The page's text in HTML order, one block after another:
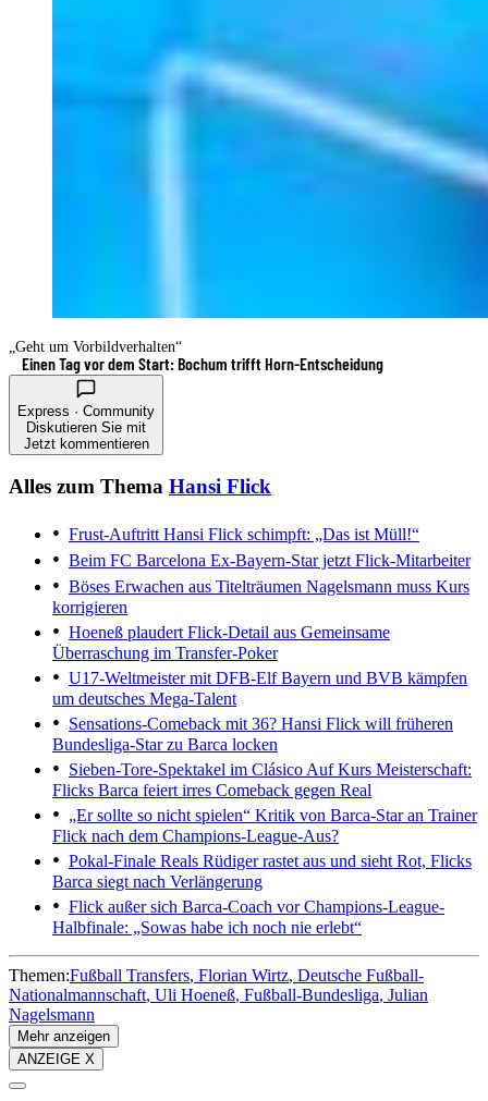
„Geht um Vorbildverhalten“
Einen Tag vor dem Start: Bochum trifft Horn-Entscheidung
Express · Community
Diskutieren Sie mit
Jetzt kommentieren
Alles zum Thema Hansi Flick
Frust-Auftritt Hansi Flick schimpft: „Das ist Müll!“
Beim FC Barcelona Ex-Bayern-Star jetzt Flick-Mitarbeiter
Böses Erwachen aus Titelträumen Nagelsmann muss Kurs
korrigieren
Hoeneß plaudert Flick-Detail aus Gemeinsame
Überraschung im Transfer-Poker
U17-Weltmeister mit DFB-ElfBayern und BVB kämpfen
um deutsches Mega-Talent
Sensations-Comeback mit 36? Hansi Flick will früheren
Bundesliga-Star zu Barca locken
Sieben-Tore-Spektakel im Clásico Auf Kurs Meisterschaft:
Flicks Barca feiert irres Comeback gegen Real
„Er sollte so nicht spielen“ Kritik von Barca-Star an Trainer
Flick nach dem Champions-League-Aus?
Pokal-Finale Reals Rüdiger rastet aus und sieht Rot, Flicks
Barca siegt nach Verlängerung
Flick außer sich Barca-Coach vor Champions-League-
Halbfinale: „Sowas habe ich noch nie erlebt“
Themen:Fußball Transfers Florian Wirtz Deutsche Fußball-
Nationalmannschaft Uli Hoeneß Fußball-Bundesliga Julian
Nagelsmann
Mehr anzeigen
ANZEIGE X